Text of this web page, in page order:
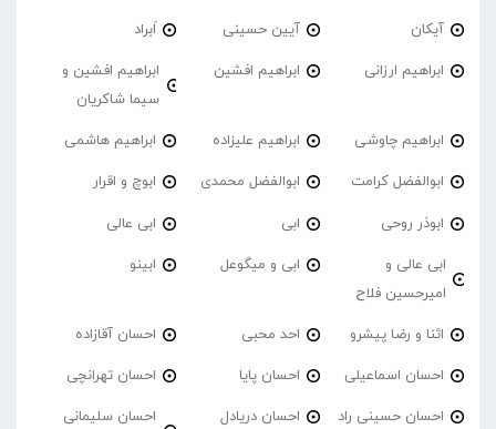
آیکان آیین حسینی اَبراد
ابراهیم ارزانی ابراهیم افشین
ابراهیم افشین و
سیما شاکریان
ابراهیم چاوشی ابراهیم علیزاده ابراهیم هاشمی
ابوالفضل کرامت ابوالفضل محمدی ابوچ و اقرار
ابوذر روحی ابی ابی عالی
ابی عالی و
امیرحسین فلاح
ابی و میگوعل ابینو
اثنا و رضا پیشرو احد محبی احسان آقازاده
احسان اسماعیلی احسان پایا احسان تهرانچی
احسان حسینی راد احسان دریادل
احسان سلیمانی